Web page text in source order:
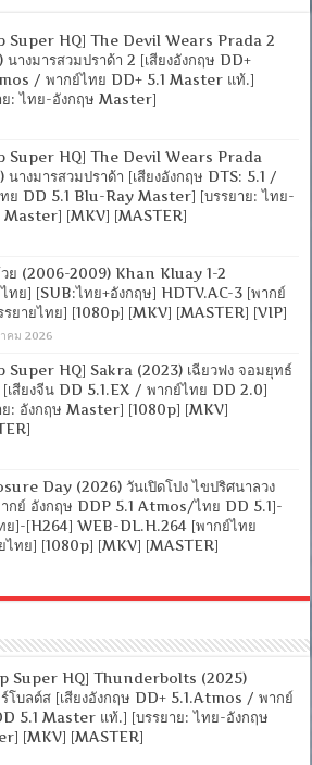
Super HQ] The Devil Wears Prada 2
นางมารสวมปราด้า 2 [เสียงอังกฤษ DD+
/ พากย์ไทย DD+ 5.1 Master แท้.]
ย: ไทย-อังกฤษ Master]
Super HQ] The Devil Wears Prada
นางมารสวมปราด้า [เสียงอังกฤษ DTS: 5.1 /
ย DD 5.1 Blu-Ray Master] [บรรยาย: ไทย-
Master] [MKV] [MASTER]
ย (2006-2009) Khan Kluay 1-2
ทย] [SUB:ไทย+อังกฤษ] HDTV.AC-3 [พากย์
รยายไทย] [1080p] [MKV] [MASTER] [VIP]
คม 2026
Super HQ] Sakra (2023) เฉียวฟง จอมยุทธ์
[เสียงจีน DD 5.1.EX / พากย์ไทย DD 2.0]
ย: อังกฤษ Master] [1080p] [MKV]
Day (2026) วันเปิดโปง ไขปริศนาลวง
กย์ อังกฤษ DDP 5.1 Atmos/ไทย DD 5.1]-
ย]-[H264] WEB-DL.H.264 [พากย์ไทย
ไทย] [1080p] [MKV] [MASTER]
Super HQ] Thunderbolts (2025)
ร์โบลต์ส [เสียงอังกฤษ DD+ 5.1.Atmos / พากย์
5.1 Master แท้.] [บรรยาย: ไทย-อังกฤษ
[MKV] [MASTER]